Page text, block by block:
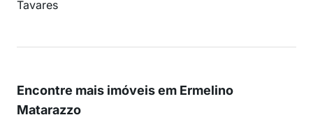
Tavares
Encontre mais imóveis em Ermelino
Matarazzo